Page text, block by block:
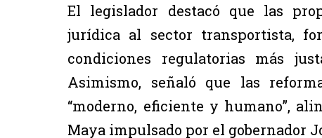
El legislador destacó que las
jurídica al sector transportista,
condiciones regulatorias más
Asimismo, señaló que las
“moderno, eficiente y humano”,
Maya impulsado por el gobernador